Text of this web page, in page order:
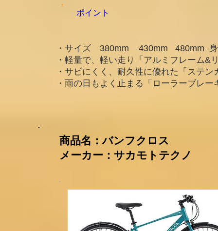
ポイント
・サイズ 380mm 430mm 480mm 身
・軽量で、軽い走り「アルミフレーム&
・サビにくく、耐久性に優れた「ステ
・雨の日もよく止まる「ローラーブレー
​商品名：バンフクロス
メーカー：サカモトテクノ